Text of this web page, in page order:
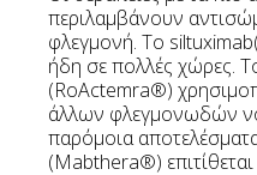
περιλαμβάνουν
φλεγμονή. Το
ήδη σε πολλές χώρες.
(RoActemra®)
άλλων φλεγμονωδών
παρόμοια
(Mabthera®)